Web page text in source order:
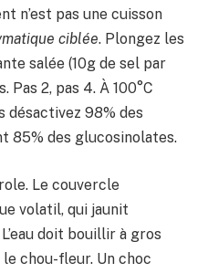
n’est pas une cuisson
ciblée. Plongez les
salée (10g de sel par
2, pas 4. À 100°C
désactivez 98% des
85% des glucosinolates.
Le couvercle
volatil, qui jaunit
doit bouillir à gros
chou-fleur. Un choc